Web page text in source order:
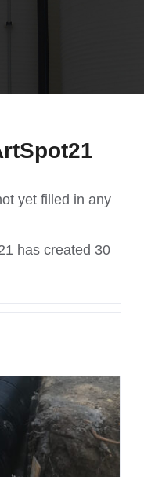
yet filled in any
has created 30